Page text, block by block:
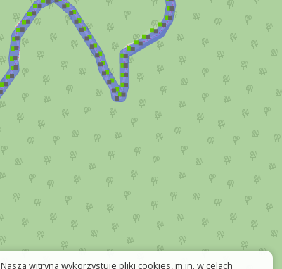
Nasza witryna wykorzystuje pliki cookies, m.in. w celach